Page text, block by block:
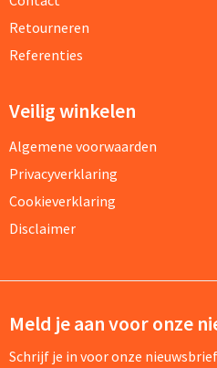
Retourneren
Referenties
Veilig winkelen
Algemene voorwaarden
Privacyverklaring
Cookieverklaring
Disclaimer
Meld je aan voor onze
Schrijf je in voor onze